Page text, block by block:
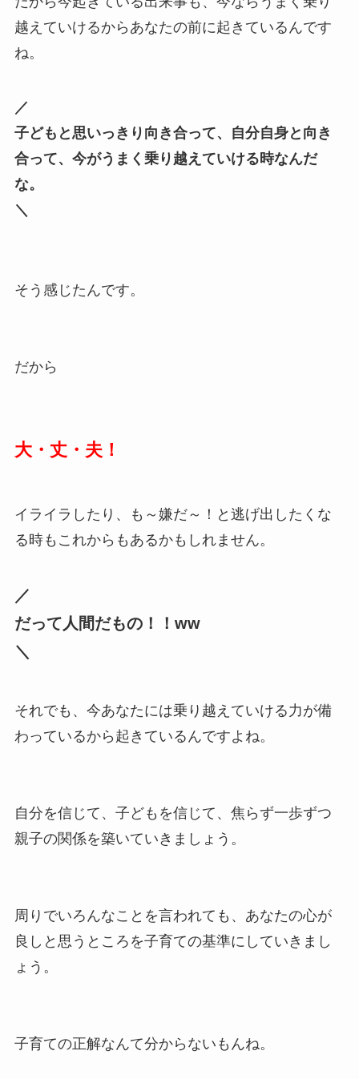
越えていけるからあなたの前に起きているんです
ね。
／
子どもと思いっきり向き合って、自分自身と向き
合って、今がうまく乗り越えていける時なんだ
な。
＼
そう感じたんです。
だから
大・丈・夫！
イライラしたり、も～嫌だ～！と逃げ出したくな
る時もこれからもあるかもしれません。
／
だって人間だもの！！ww
＼
それでも、今あなたには乗り越えていける力が備
わっているから起きているんですよね。
自分を信じて、子どもを信じて、焦らず一歩ずつ
親子の関係を築いていきましょう。
周りでいろんなことを言われても、あなたの心が
良しと思うところを子育ての基準にしていきまし
ょう。
子育ての正解なんて分からないもんね。